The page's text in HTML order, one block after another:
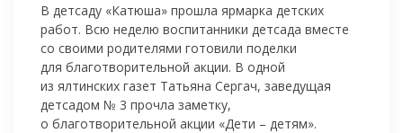
В детсаду «Катюша» прошла ярмарка детских
работ. Всю неделю воспитанники детсада вместе
со своими родителями готовили поделки
для благотворительной акции. В одной
из ялтинских газет Татьяна Сергач, заведущая
детсадом № 3 прочла заметку,
о благотворительной акции «Дети – детям».